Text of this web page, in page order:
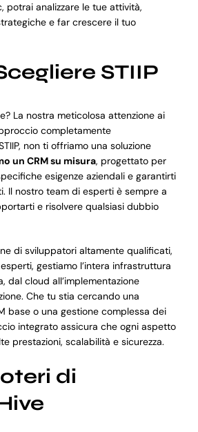
potrai analizzare le tue attività,
e far crescere il tuo
STIIP
La nostra meticolosa attenzione ai
completamente
non ti offriamo una soluzione
un CRM su misura, progettato per
esigenze aziendali e garantirti
Il nostro team di esperti è sempre a
e risolvere qualsiasi dubbio
di sviluppatori altamente qualificati,
gestiamo l’intera infrastruttura
dal cloud all’implementazione
Che tu stia cercando una
base o una gestione complessa dei
integrato assicura che ogni aspetto
prestazioni, scalabilità e sicurezza.
di